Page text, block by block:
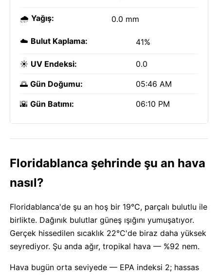
🌧️ Yağış: 0.0 mm
☁️ Bulut Kaplama: 41%
☀️ UV Endeksi: 0.0
🌅 Gün Doğumu: 05:46 AM
🌇 Gün Batımı: 06:10 PM
Floridablanca şehrinde şu an hava
nasıl?
Floridablanca'de şu an hoş bir 19°C, parçalı bulutlu ile
birlikte. Dağınık bulutlar güneş ışığını yumuşatıyor.
Gerçek hissedilen sıcaklık 22°C'de biraz daha yüksek
seyrediyor. Şu anda ağır, tropikal hava — %92 nem.
Hava bugün orta seviyede — EPA indeksi 2; hassas